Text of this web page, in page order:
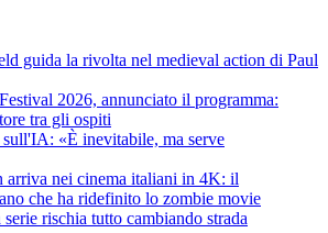
guida la rivolta nel medieval action di Paul
2026, annunciato il programma:
tra gli ospiti
«È inevitabile, ma serve
arriva nei cinema italiani in 4K: il
che ha ridefinito lo zombie movie
serie rischia tutto cambiando strada